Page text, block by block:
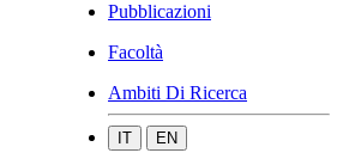
Pubblicazioni
Facoltà
Ambiti Di Ricerca
IT EN